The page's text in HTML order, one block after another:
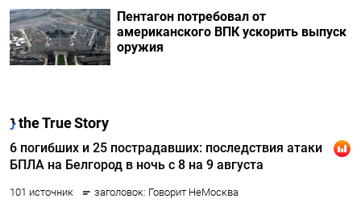
Пентагон потребовал от
американского ВПК ускорить выпуск
оружия